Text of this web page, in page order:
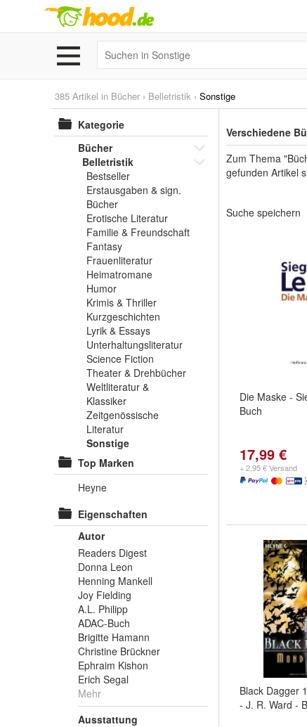
385 Artikel in Bücher › Belletristik › Sonstige
Kategorie
Bücher
Belletristik
Bestseller
Erstausgaben & sign.
Bücher
Erotische Literatur
Familie & Freundschaft
Fantasy
Frauenliteratur
Heimatromane
Humor
Krimis & Thriller
Kurzgeschichten
Lyrik & Essays
Unterhaltungsliteratur
Science Fiction
Theater & Drehbücher
Weltliteratur &
Klassiker
Zeitgenössische
Literatur
Sonstige
Top Marken
Heyne
Eigenschaften
Autor
Readers Digest
Donna Leon
Henning Mankell
Joy Fielding
A.L. Philipp
ADAC-Buch
Brigitte Hamann
Christine Brückner
Ephraim Kishon
Erich Segal
Mehr
Ausstattung
Verschiedene
Zum Thema
gefunden Artikel
Suche speichern
Die Maske -
Buch
17,99 €
+ 2,95 € Versand
Black Dagger
- J. R. Ward -